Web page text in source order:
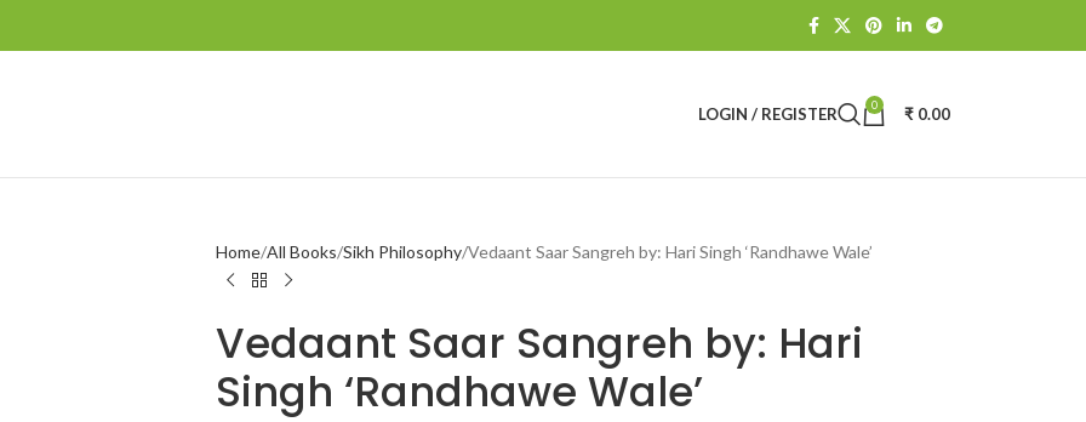
LOGIN / REGISTER 0 ₹ 0.00
Home All Books Sikh Philosophy Vedaant Saar Sangreh by: Hari Singh ‘Randhawe Wale’
Vedaant Saar Sangreh by: Hari
Singh ‘Randhawe Wale’